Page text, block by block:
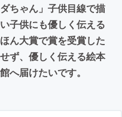
ちゃん」子供目線で描
子供にも優しく伝える
ん大賞で賞を受賞した
ず、優しく伝える絵本
へ届けたいです。